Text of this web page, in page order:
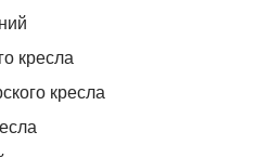
кресла
кресла